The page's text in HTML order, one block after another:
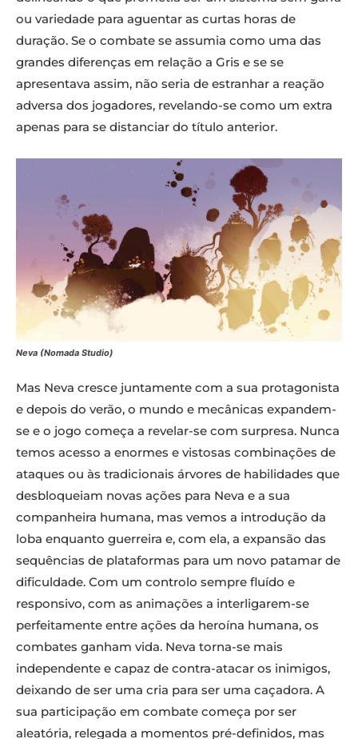
ou variedade para aguentar as curtas horas de
duração. Se o combate se assumia como uma das
grandes diferenças em relação a Gris e se se
apresentava assim, não seria de estranhar a reação
adversa dos jogadores, revelando-se como um extra
apenas para se distanciar do título anterior.
Neva (Nomada Studio)
Mas Neva cresce juntamente com a sua protagonista
e depois do verão, o mundo e mecânicas expandem-
se e o jogo começa a revelar-se com surpresa. Nunca
temos acesso a enormes e vistosas combinações de
ataques ou às tradicionais árvores de habilidades que
desbloqueiam novas ações para Neva e a sua
companheira humana, mas vemos a introdução da
loba enquanto guerreira e, com ela, a expansão das
sequências de plataformas para um novo patamar de
dificuldade. Com um controlo sempre fluído e
responsivo, com as animações a interligarem-se
perfeitamente entre ações da heroína humana, os
combates ganham vida. Neva torna-se mais
independente e capaz de contra-atacar os inimigos,
deixando de ser uma cria para ser uma caçadora. A
sua participação em combate começa por ser
aleatória, relegada a momentos pré-definidos, mas